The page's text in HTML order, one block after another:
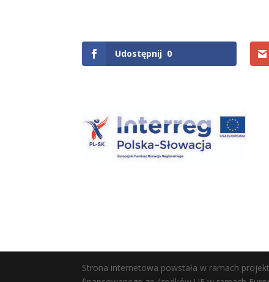
Udostępnij 0
Strona internetowa powstała w ramach